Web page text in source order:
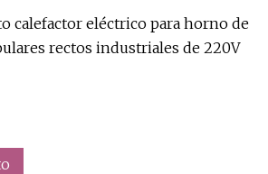
calefactor eléctrico para horno de
rectos industriales de 220V